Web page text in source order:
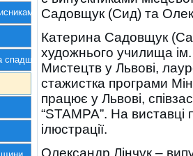
України
спадщина
Садовщук (Сид) та
Катерина Садовщук
художнього училища
Мистецтв у Львові,
стажистка програми
працює у Львові,
“STAMPA”. На виставці
ілюстрації.
Олександр Лінчук –